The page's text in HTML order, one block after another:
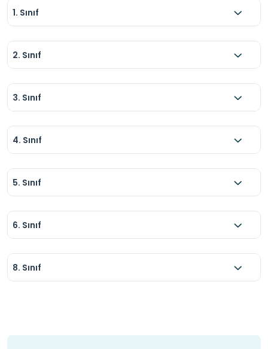
1. Sınıf
2. Sınıf
3. Sınıf
4. Sınıf
5. Sınıf
6. Sınıf
8. Sınıf